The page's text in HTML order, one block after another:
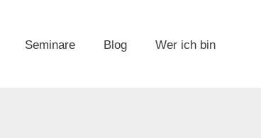
Seminare Blog Wer ich bin